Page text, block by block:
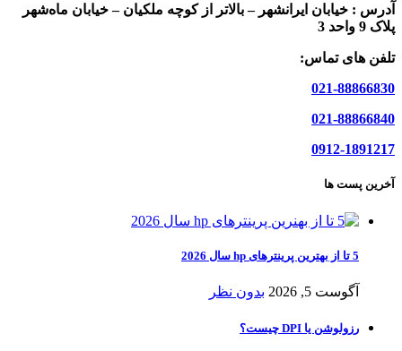
آدرس : خیابان ایرانشهر – بالاتر از کوچه ملکیان – خیابان ماه‌شهر
پلاک 9 واحد 3
تلفن های تماس:
021-88866830
021-88866840
0912-1891217
آخرین پست ها
5 تا از بهترین پرینترهای hp سال 2026
آگوست 5, 2026 بدون نظر
رزولوشن یا DPI چیست؟